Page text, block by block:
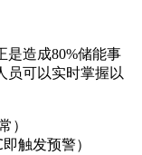
是造成80%储能事
员可以实时掌握以
）
触发预警）